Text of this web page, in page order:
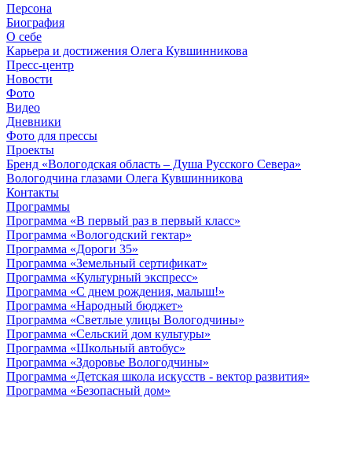
Персона
Биография
О себе
Карьера и достижения Олега Кувшинникова
Пресс-центр
Новости
Фото
Видео
Дневники
Фото для прессы
Проекты
Бренд «Вологодская область – Душа Русского Севера»
Вологодчина глазами Олега Кувшинникова
Контакты
Программы
Программа «В первый раз в первый класс»
Программа «Вологодский гектар»
Программа «Дороги 35»
Программа «Земельный сертификат»
Программа «Культурный экспресс»
Программа «С днем рождения, малыш!»
Программа «Народный бюджет»
Программа «Светлые улицы Вологодчины»
Программа «Сельский дом культуры»
Программа «Школьный автобус»
Программа «Здоровье Вологодчины»
Программа «Детская школа искусств - вектор развития»
Программа «Безопасный дом»